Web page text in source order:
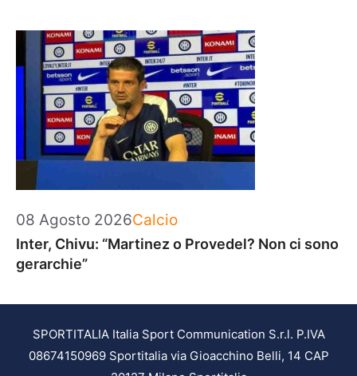
08 Agosto 2026Categorie
Calcio
Inter, Chivu: “Martinez o Provedel? Non ci sono
gerarchie”
SPORTITALIA Italia Sport Communication S.r.l. P.IVA
08674150969 Sportitalia via Gioacchino Belli, 14 CAP